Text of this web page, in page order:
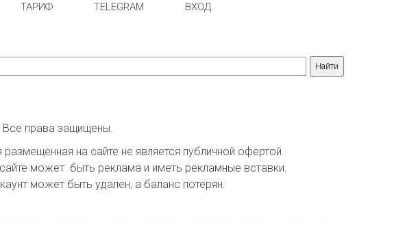
ТАРИФ TELEGRAM ВХОД
Все права защищены.
на сайте не является публичной офертой.
может  быть реклама и иметь рекламные вставки.
может быть удален, а баланс потерян.